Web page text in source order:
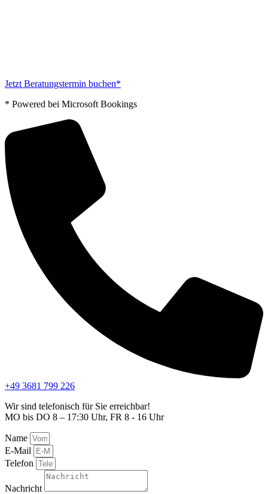
Jetzt Beratungstermin buchen*
* Powered bei Microsoft Bookings
+49 3681 799 226
Wir sind telefonisch für Sie erreichbar!
MO bis DO 8 – 17:30 Uhr, FR 8 - 16 Uhr
Name
E-Mail
Telefon
Nachricht